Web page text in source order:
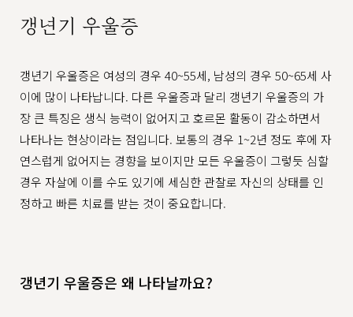
갱년기 우울증​
갱년기 우울증은 여성의 경우 40~55세, 남성의 경우 50~65세 사
이에 많이 나타납니다. 다른 우울증과 달리 갱년기 우울증의 가
장 큰 특징은 생식 능력이 없어지고 호르몬 활동이 감소하면서
나타나는 현상이라는 점입니다. 보통의 경우 1~2년 정도 후에 자
연스럽게 없어지는 경향을 보이지만 모든 우울증이 그렇듯 심할
경우 자살에 이를 수도 있기에 세심한 관찰로 자신의 상태를 인
정하고 빠른 치료를 받는 것이 중요합니다.
갱년기 우울증은 왜 나타날까요?